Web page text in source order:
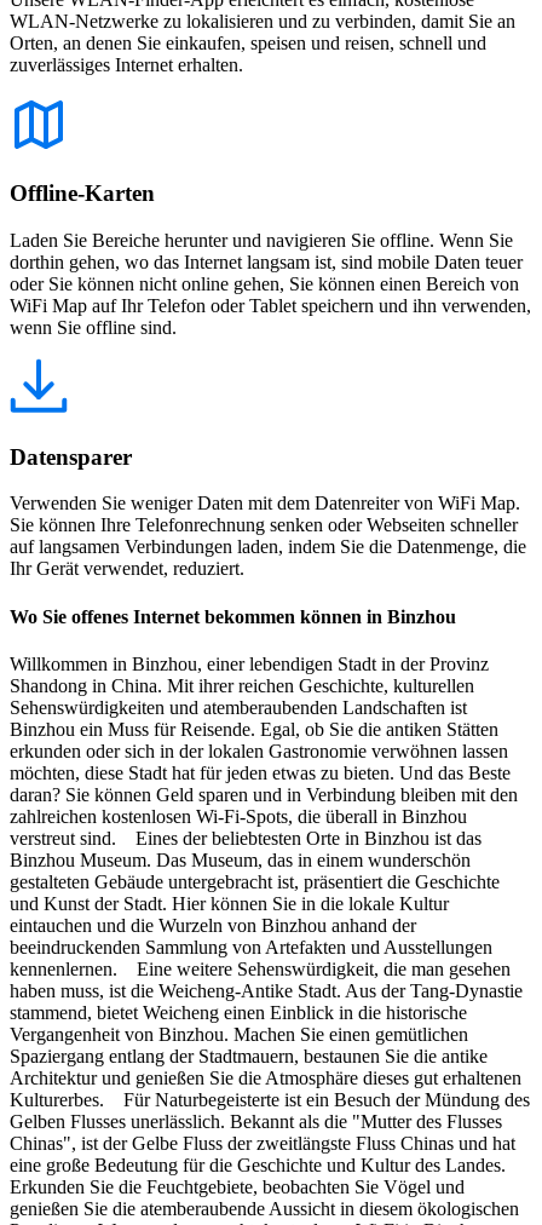
WLAN-Netzwerke zu lokalisieren und zu verbinden, damit Sie an
Orten, an denen Sie einkaufen, speisen und reisen, schnell und
zuverlässiges Internet erhalten.
Offline-Karten
Laden Sie Bereiche herunter und navigieren Sie offline. Wenn Sie
dorthin gehen, wo das Internet langsam ist, sind mobile Daten teuer
oder Sie können nicht online gehen, Sie können einen Bereich von
WiFi Map auf Ihr Telefon oder Tablet speichern und ihn verwenden,
wenn Sie offline sind.
Datensparer
Verwenden Sie weniger Daten mit dem Datenreiter von WiFi Map.
Sie können Ihre Telefonrechnung senken oder Webseiten schneller
auf langsamen Verbindungen laden, indem Sie die Datenmenge, die
Ihr Gerät verwendet, reduziert.
Wo Sie offenes Internet bekommen können in Binzhou
Willkommen in Binzhou, einer lebendigen Stadt in der Provinz
Shandong in China. Mit ihrer reichen Geschichte, kulturellen
Sehenswürdigkeiten und atemberaubenden Landschaften ist
Binzhou ein Muss für Reisende. Egal, ob Sie die antiken Stätten
erkunden oder sich in der lokalen Gastronomie verwöhnen lassen
möchten, diese Stadt hat für jeden etwas zu bieten. Und das Beste
daran? Sie können Geld sparen und in Verbindung bleiben mit den
zahlreichen kostenlosen Wi-Fi-Spots, die überall in Binzhou
verstreut sind. Eines der beliebtesten Orte in Binzhou ist das
Binzhou Museum. Das Museum, das in einem wunderschön
gestalteten Gebäude untergebracht ist, präsentiert die Geschichte
und Kunst der Stadt. Hier können Sie in die lokale Kultur
eintauchen und die Wurzeln von Binzhou anhand der
beeindruckenden Sammlung von Artefakten und Ausstellungen
kennenlernen. Eine weitere Sehenswürdigkeit, die man gesehen
haben muss, ist die Weicheng-Antike Stadt. Aus der Tang-Dynastie
stammend, bietet Weicheng einen Einblick in die historische
Vergangenheit von Binzhou. Machen Sie einen gemütlichen
Spaziergang entlang der Stadtmauern, bestaunen Sie die antike
Architektur und genießen Sie die Atmosphäre dieses gut erhaltenen
Kulturerbes. Für Naturbegeisterte ist ein Besuch der Mündung des
Gelben Flusses unerlässlich. Bekannt als die "Mutter des Flusses
Chinas", ist der Gelbe Fluss der zweitlängste Fluss Chinas und hat
eine große Bedeutung für die Geschichte und Kultur des Landes.
Erkunden Sie die Feuchtgebiete, beobachten Sie Vögel und
genießen Sie die atemberaubende Aussicht in diesem ökologischen